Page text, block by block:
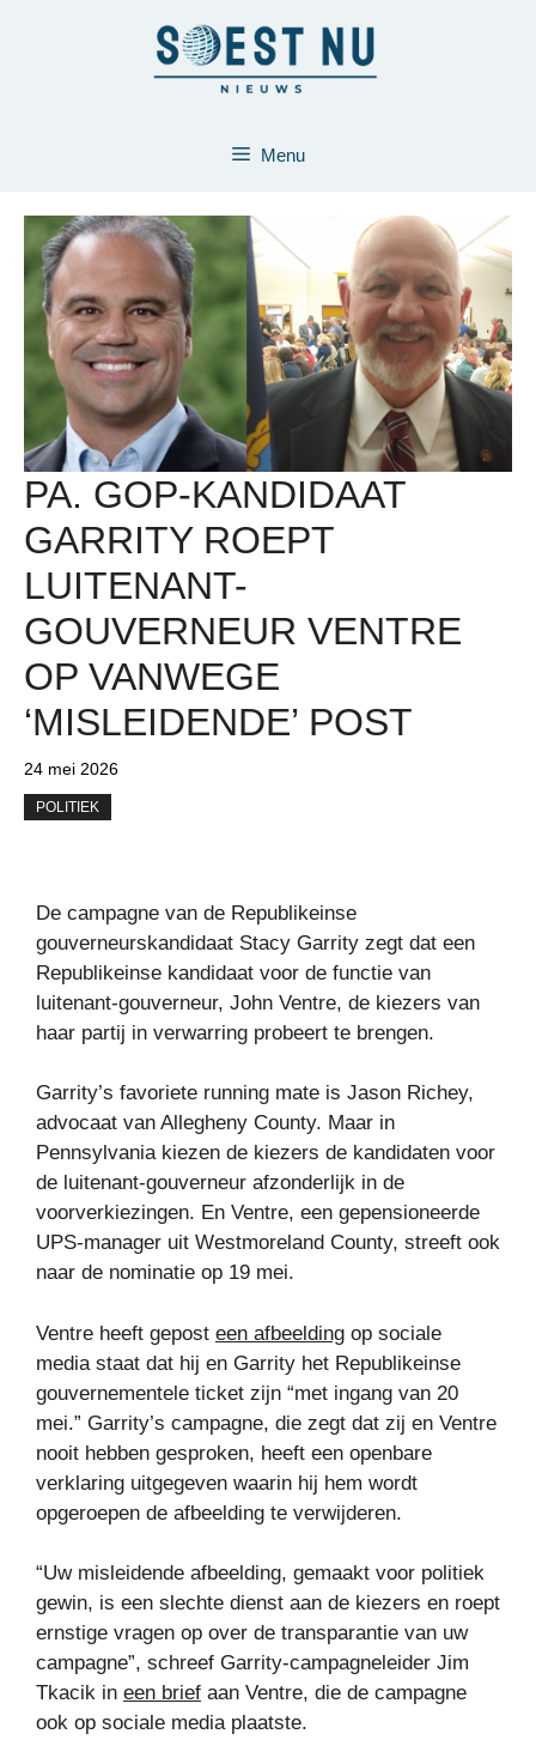
Menu
PA. GOP-KANDIDAAT
GARRITY ROEPT
LUITENANT-
GOUVERNEUR VENTRE
OP VANWEGE
‘MISLEIDENDE’ POST
24 mei 2026
POLITIEK
De campagne van de Republikeinse
gouverneurskandidaat Stacy Garrity zegt dat een
Republikeinse kandidaat voor de functie van
luitenant-gouverneur, John Ventre, de kiezers van
haar partij in verwarring probeert te brengen.
Garrity’s favoriete running mate is Jason Richey,
advocaat van Allegheny County. Maar in
Pennsylvania kiezen de kiezers de kandidaten voor
de luitenant-gouverneur afzonderlijk in de
voorverkiezingen. En Ventre, een gepensioneerde
UPS-manager uit Westmoreland County, streeft ook
naar de nominatie op 19 mei.
Ventre heeft gepost een afbeelding op sociale
media staat dat hij en Garrity het Republikeinse
gouvernementele ticket zijn “met ingang van 20
mei.” Garrity’s campagne, die zegt dat zij en Ventre
nooit hebben gesproken, heeft een openbare
verklaring uitgegeven waarin hij hem wordt
opgeroepen de afbeelding te verwijderen.
“Uw misleidende afbeelding, gemaakt voor politiek
gewin, is een slechte dienst aan de kiezers en roept
ernstige vragen op over de transparantie van uw
campagne”, schreef Garrity-campagneleider Jim
Tkacik in een brief aan Ventre, die de campagne
ook op sociale media plaatste.